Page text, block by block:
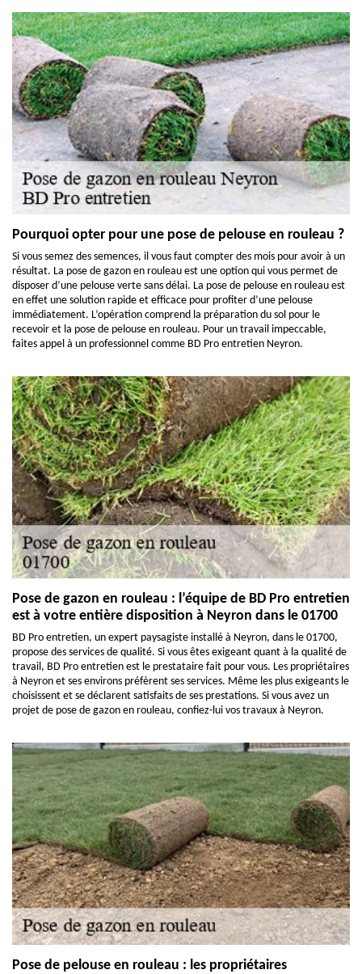
Pourquoi opter pour une pose de pelouse en rouleau ?
Si vous semez des semences, il vous faut compter des mois pour avoir à un
résultat. La pose de gazon en rouleau est une option qui vous permet de
disposer d’une pelouse verte sans délai. La pose de pelouse en rouleau est
en effet une solution rapide et efficace pour profiter d’une pelouse
immédiatement. L’opération comprend la préparation du sol pour le
recevoir et la pose de pelouse en rouleau. Pour un travail impeccable,
faites appel à un professionnel comme BD Pro entretien Neyron.
Pose de gazon en rouleau : l’équipe de BD Pro entretien
est à votre entière disposition à Neyron dans le 01700
BD Pro entretien, un expert paysagiste installé à Neyron, dans le 01700,
propose des services de qualité. Si vous êtes exigeant quant à la qualité de
travail, BD Pro entretien est le prestataire fait pour vous. Les propriétaires
à Neyron et ses environs préfèrent ses services. Même les plus exigeants le
choisissent et se déclarent satisfaits de ses prestations. Si vous avez un
projet de pose de gazon en rouleau, confiez-lui vos travaux à Neyron.
Pose de pelouse en rouleau : les propriétaires